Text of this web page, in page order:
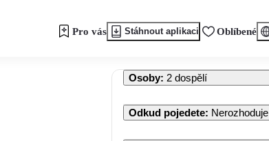
Pro vás Stáhnout aplikaci Oblíbené
Osoby: 2 dospělí
Odkud pojedete: Nerozhoduje